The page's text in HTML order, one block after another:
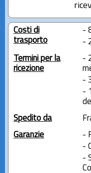
Costi di
trasporto
-
-
Termini per la
ricezione
-
-
-
Spedito da
Garanzie
-
-
-